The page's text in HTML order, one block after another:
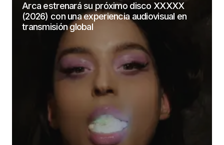
Arca estrenará su próximo disco XXXXX
(2026) con una experiencia audiovisual en
transmisión global